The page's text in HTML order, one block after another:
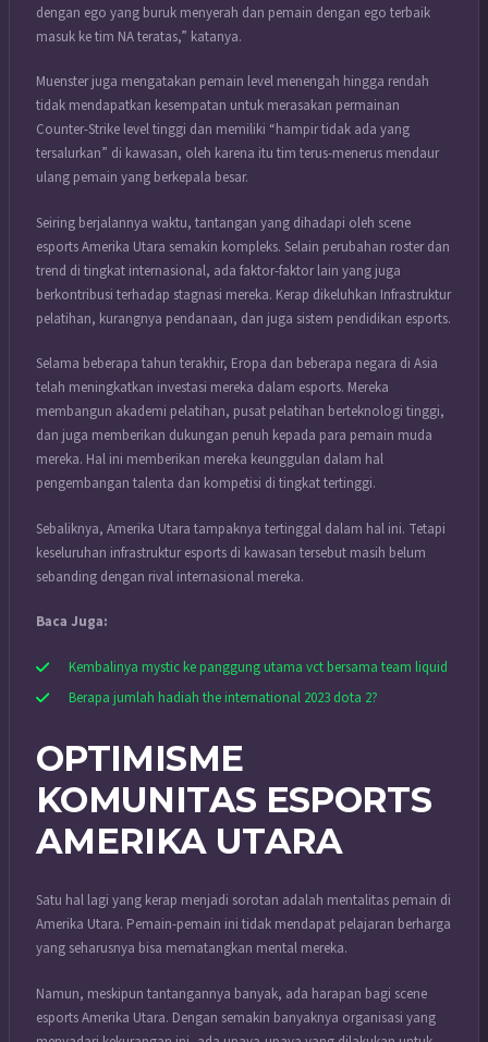
dengan ego yang buruk menyerah dan pemain dengan ego terbaik
masuk ke tim NA teratas,” katanya.
Muenster juga mengatakan pemain level menengah hingga rendah
tidak mendapatkan kesempatan untuk merasakan permainan
Counter-Strike level tinggi dan memiliki “hampir tidak ada yang
tersalurkan” di kawasan, oleh karena itu tim terus-menerus mendaur
ulang pemain yang berkepala besar.
Seiring berjalannya waktu, tantangan yang dihadapi oleh scene
esports Amerika Utara semakin kompleks. Selain perubahan roster dan
trend di tingkat internasional, ada faktor-faktor lain yang juga
berkontribusi terhadap stagnasi mereka. Kerap dikeluhkan Infrastruktur
pelatihan, kurangnya pendanaan, dan juga sistem pendidikan esports.
Selama beberapa tahun terakhir, Eropa dan beberapa negara di Asia
telah meningkatkan investasi mereka dalam esports. Mereka
membangun akademi pelatihan, pusat pelatihan berteknologi tinggi,
dan juga memberikan dukungan penuh kepada para pemain muda
mereka. Hal ini memberikan mereka keunggulan dalam hal
pengembangan talenta dan kompetisi di tingkat tertinggi.
Sebaliknya, Amerika Utara tampaknya tertinggal dalam hal ini. Tetapi
keseluruhan infrastruktur esports di kawasan tersebut masih belum
sebanding dengan rival internasional mereka.
Baca Juga:
Kembalinya mystic ke panggung utama vct bersama team liquid
Berapa jumlah hadiah the international 2023 dota 2?
OPTIMISME
KOMUNITAS ESPORTS
AMERIKA UTARA
Satu hal lagi yang kerap menjadi sorotan adalah mentalitas pemain di
Amerika Utara. Pemain-pemain ini tidak mendapat pelajaran berharga
yang seharusnya bisa mematangkan mental mereka.
Namun, meskipun tantangannya banyak, ada harapan bagi scene
esports Amerika Utara. Dengan semakin banyaknya organisasi yang